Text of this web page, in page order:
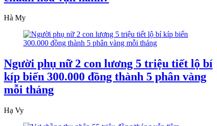
Hà My
Người phụ nữ 2 con lương 5 triệu tiết lộ bí
kíp biến 300.000 đồng thành 5 phân vàng
mỗi tháng
Hạ Vy